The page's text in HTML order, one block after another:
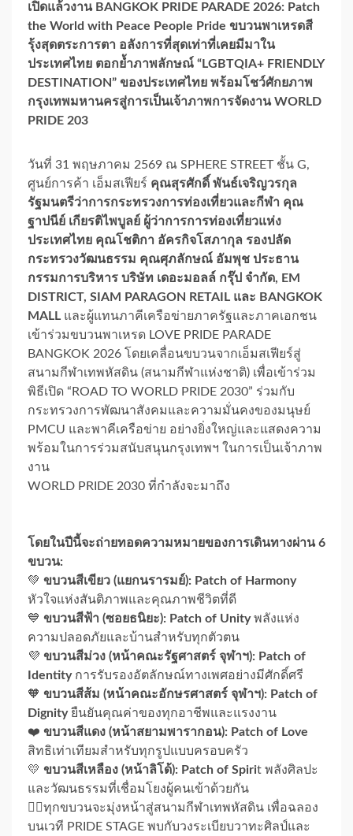
เปิดแล้วงาน BANGKOK PRIDE PARADE 2026: Patch
the World with Peace People Pride ขบวนพาเหรดสี
รุ้งสุดตระการตา อลังการที่สุดเท่าที่เคยมีมาใน
ประเทศไทย ตอกย้ำภาพลักษณ์ “LGBTQIA+ FRIENDLY
DESTINATION” ของประเทศไทย พร้อมโชว์ศักยภาพ
กรุงเทพมหานครสู่การเป็นเจ้าภาพการจัดงาน WORLD
PRIDE 203
วันที่ 31 พฤษภาคม 2569 ณ SPHERE STREET ชั้น G,
ศูนย์การค้า เอ็มสเฟียร์ คุณสุรศักดิ์ พันธ์เจริญวรกุล
รัฐมนตรีว่าการกระทรวงการท่องเที่ยวและกีฬา คุณ
ฐาปนีย์ เกียรติไพบูลย์ ผู้ว่าการการท่องเที่ยวแห่ง
ประเทศไทย คุณโชติกา อัครกิจโสภากุล รองปลัด
กระทรวงวัฒนธรรม คุณศุภลักษณ์ อัมพุช ประธาน
กรรมการบริหาร บริษัท เดอะมอลล์ กรุ๊ป จำกัด, EM
DISTRICT, SIAM PARAGON RETAIL และ BANGKOK
MALL และผู้แทนภาคีเครือข่ายภาครัฐและภาคเอกชน
เข้าร่วมขบวนพาเหรด LOVE PRIDE PARADE
BANGKOK 2026 โดยเคลื่อนขบวนจากเอ็มสเฟียร์สู่
สนามกีฬาเทพหัสดิน (สนามกีฬาแห่งชาติ) เพื่อเข้าร่วม
พิธีเปิด “ROAD TO WORLD PRIDE 2030” ร่วมกับ
กระทรวงการพัฒนาสังคมและความมั่นคงของมนุษย์
PMCU และพาคีเครือข่าย อย่างยิ่งใหญ่และแสดงความ
พร้อมในการร่วมสนับสนุนกรุงเทพฯ ในการเป็นเจ้าภาพ
งาน
WORLD PRIDE 2030 ที่กำลังจะมาถึง
โดยในปีนี้จะถ่ายทอดความหมายของการเดินทางผ่าน 6
ขบวน:
💚 ขบวนสีเขียว (แยกนรารมย์): Patch of Harmony
หัวใจแห่งสันติภาพและคุณภาพชีวิตที่ดี
💙 ขบวนสีฟ้า (ซอยธนิยะ): Patch of Unityพลังแห่ง
ความปลอดภัยและบ้านสำหรับทุกตัวตน
💜 ขบวนสีม่วง (หน้าคณะรัฐศาสตร์ จุฬาฯ): Patch of
Identityการรับรองอัตลักษณ์ทางเพศอย่างมีศักดิ์ศรี
🧡 ขบวนสีส้ม (หน้าคณะอักษรศาสตร์ จุฬาฯ): Patch of
Dignityยืนยันคุณค่าของทุกอาชีพและแรงงาน
❤️ ขบวนสีแดง (หน้าสยามพารากอน): Patch of Love
สิทธิเท่าเทียมสำหรับทุกรูปแบบครอบครัว
💛 ขบวนสีเหลือง (หน้าลิโด้): Patch of Spirit พลังศิลปะ
และวัฒนธรรมที่เชื่อมโยงผู้คนเข้าด้วยกัน
🤹‍♀️ทุกขบวนจะมุ่งหน้าสู่สนามกีฬาเทพหัสดิน เพื่อฉลอง
บนเวที PRIDE STAGE พบกับวงระเบียบวาทะศิลป์และ